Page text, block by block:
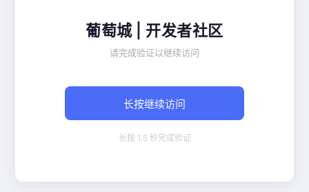
葡萄城 | 开发者社区
请完成验证以继续访问
长按继续访问
长按 1.5 秒完成验证